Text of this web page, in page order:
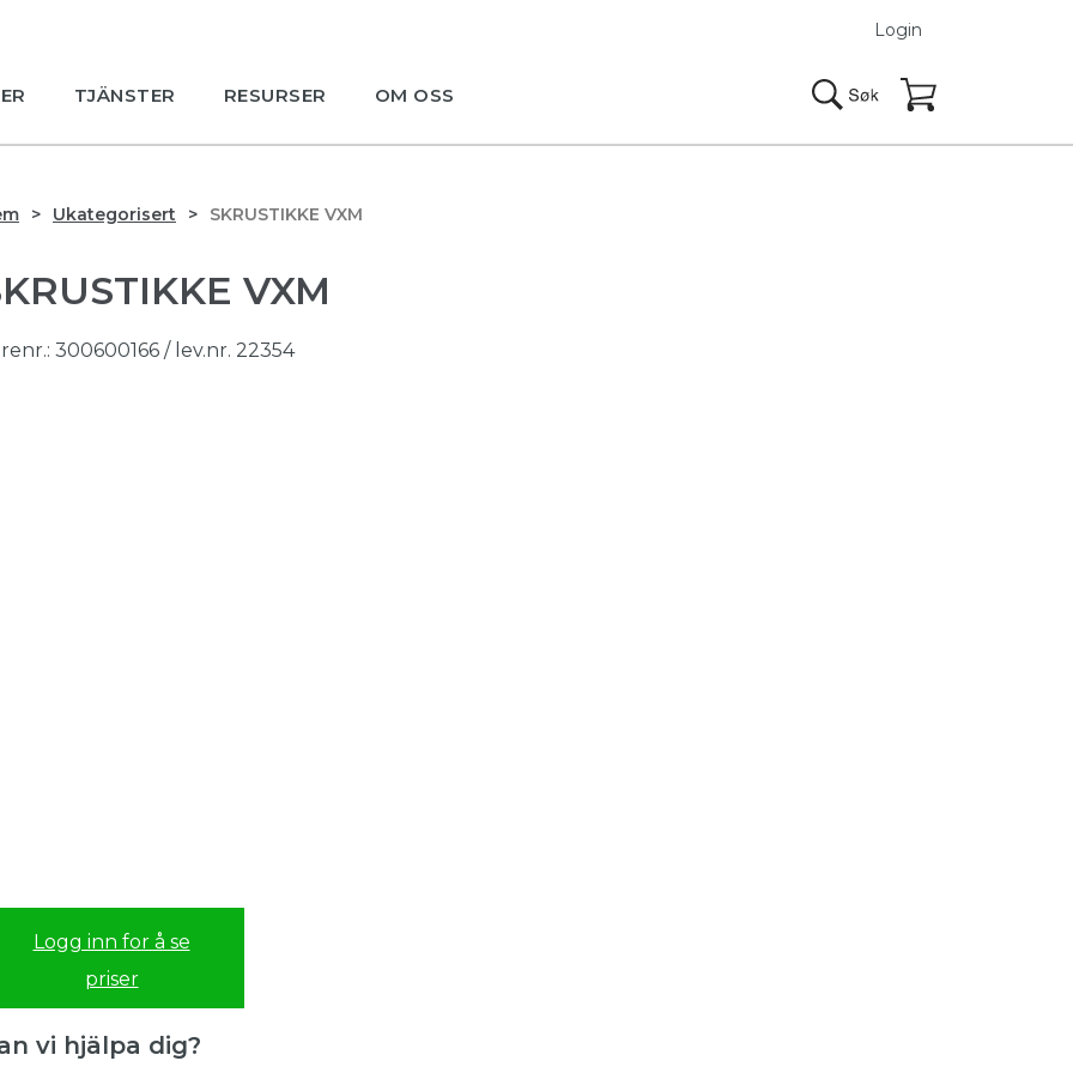
TJÄNSTER RESURSER OM OSS
Login
Ukategorisert SKRUSTIKKE VXM
VXM
300600166 / lev.nr. 22354
Logg inn for å se
priser
vi hjälpa dig?